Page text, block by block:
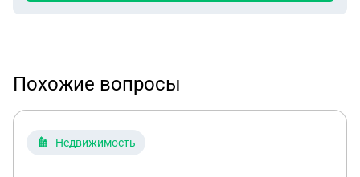
Похожие вопросы
Недвижимость